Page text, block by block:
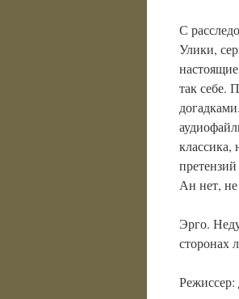
С
Улики,
так себе.
классика,
Ан нет,
Эрго.
сторонах